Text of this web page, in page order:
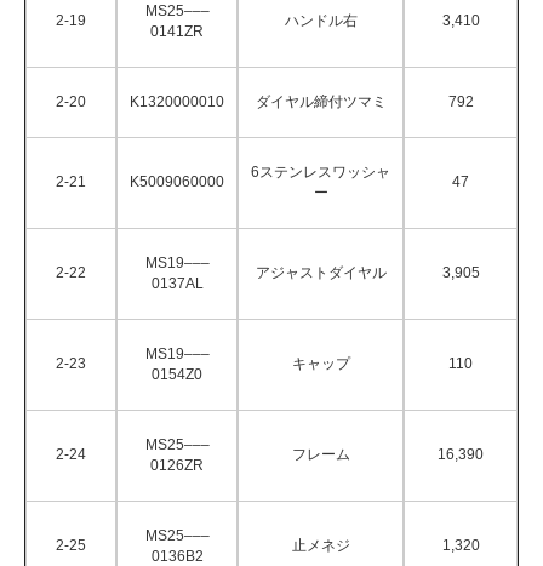
2-19
MS25–––
0141ZR
ハンドル右 3,410
2-20 K1320000010 ダイヤル締付ツマミ 792
2-21 K5009060000
6ステンレスワッシャ
ー
47
2-22
MS19–––
0137AL
アジャストダイヤル 3,905
2-23
MS19–––
0154Z0
キャップ 110
2-24
MS25–––
0126ZR
フレーム 16,390
2-25
MS25–––
0136B2
止メネジ 1,320